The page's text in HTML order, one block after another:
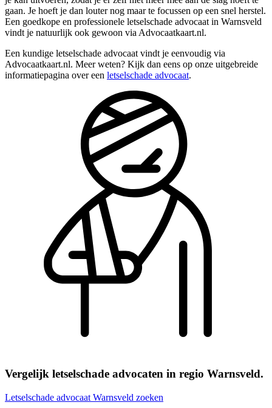
gaan. Je hoeft je dan louter nog maar te focussen op een snel herstel.
Een goedkope en professionele letselschade advocaat in Warnsveld
vindt je natuurlijk ook gewoon via Advocaatkaart.nl.
Een kundige letselschade advocaat vindt je eenvoudig via
Advocaatkaart.nl. Meer weten? Kijk dan eens op onze uitgebreide
informatiepagina over een letselschade advocaat.
Vergelijk letselschade advocaten in regio Warnsveld.
Letselschade advocaat Warnsveld zoeken